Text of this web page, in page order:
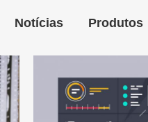
Notícias Produtos